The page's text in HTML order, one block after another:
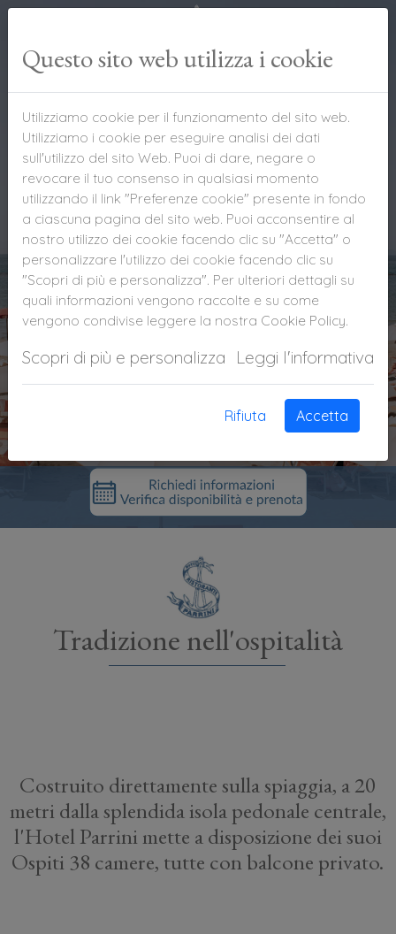
Il tuo balcone sul mare
Follonica ~ Tuscany
Tradizione nell'ospitalità
Costruito direttamente sulla spiaggia, a 20
metri dalla splendida isola pedonale centrale,
l'Hotel Parrini mette a disposizione dei suoi
Ospiti 38 camere, tutte con balcone privato.
Questo sito web utilizza i cookie
Utilizziamo cookie per il funzionamento del sito web.
Utilizziamo i cookie per eseguire analisi dei dati
sull'utilizzo del sito Web. Puoi di dare, negare o
revocare il tuo consenso in qualsiasi momento
utilizzando il link "Preferenze cookie" presente in fondo
a ciascuna pagina del sito web. Puoi acconsentire al
nostro utilizzo dei cookie facendo clic su "Accetta" o
personalizzare l'utilizzo dei cookie facendo clic su
"Scopri di più e personalizza". Per ulteriori dettagli su
quali informazioni vengono raccolte e su come
vengono condivise leggere la nostra Cookie Policy.
Scopri di più e personalizza Leggi l'informativa
Rifiuta Accetta